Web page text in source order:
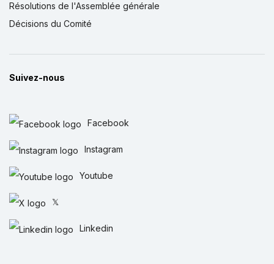
Résolutions de l'Assemblée générale
Décisions du Comité
Suivez-nous
Facebook
Instagram
Youtube
𝕏
Linkedin